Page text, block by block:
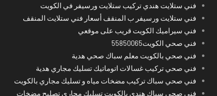
فني ستلايت هندي تركيب ستلايت ورسيفر في الكويت
فني ستلايت ورسيفر ب المنقف أسعار فني ستلايت المنقف
فني سيراميك الكويت قريب على موقعي
فني صحي الكويت55850065
فني صحي بالكويت معلم سباك صحي هدية
فني صحي تركيب غسالات اتوماتيك تسليك مجاري هدية
فني صحي سباك تركيب مضخات مياه و تسليك مجاري بالكويت
فني صحي سباك هندي بالكويت تسليك مجاري تصليح مضخات